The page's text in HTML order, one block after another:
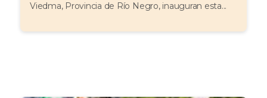
Viedma, Provincia de Río Negro, inauguran esta...